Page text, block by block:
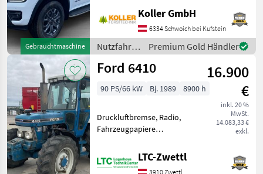
Gebrauchtmaschine
Sehr junges Fahrzeug von
2024 mit nur 33.000
Kilometern. Unfallfreier
Zustand, TÜ
Koller GmbH
6334 Schwoich bei Kufstein
Nutzfahrzeuge
/ Ford
Premium Gold Händler
Ford 6410
16.900
€
inkl. 20 %
MwSt.
14.083,33 €
exkl.
90 PS/66 kW Bj. 1989 8900 h
Druckluftbremse, Radio,
Fahrzeugpapiere
Anhängevorrichtung (mm):
32mm, Antrieb: Allrad,
LTC-Zwettl
3910 Zwettl